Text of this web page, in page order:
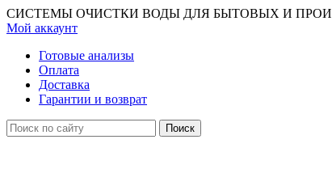
СИСТЕМЫ ОЧИСТКИ ВОДЫ ДЛЯ БЫТОВЫХ И
Мой аккаунт
Готовые анализы
Оплата
Доставка
Гарантии и возврат
Поиск